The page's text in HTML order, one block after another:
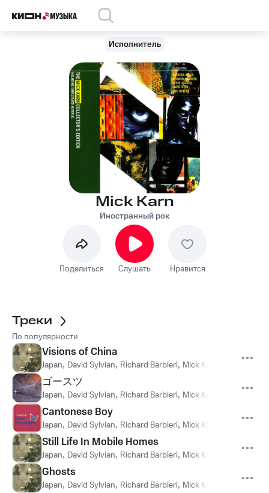
Исполнитель
Mick Karn
Иностранный рок
Поделиться Слушать Нравится
Треки
По популярности
Visions of China
Japan, David Sylvian, Richard Barbieri, Mick Karn
ゴースツ
Japan, David Sylvian, Richard Barbieri, Mick Karn
Cantonese Boy
Japan, David Sylvian, Richard Barbieri, Mick Karn
Still Life In Mobile Homes
Japan, David Sylvian, Richard Barbieri, Mick Karn
Ghosts
Japan, David Sylvian, Richard Barbieri, Mick Karn